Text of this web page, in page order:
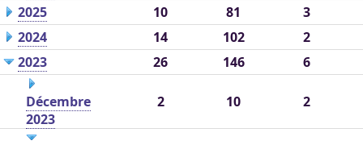
2025
10 81
3
2024
14 102
2
2023
26 146 6
Décembre
2023
2 10 2